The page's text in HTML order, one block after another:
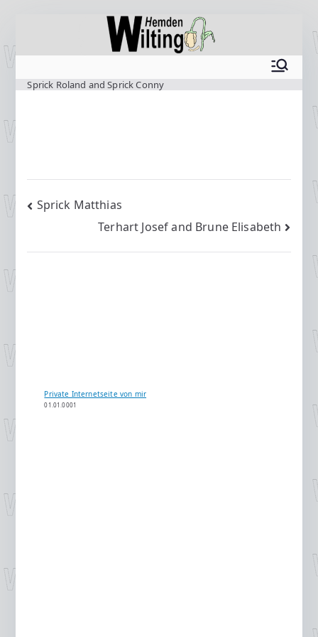
Inhalt
Sprick Roland and Sprick Conny
Beitragsnavigation
Sprick Matthias
Terhart Josef and Brune Elisabeth
Private Internetseite von mir
01.01.0001